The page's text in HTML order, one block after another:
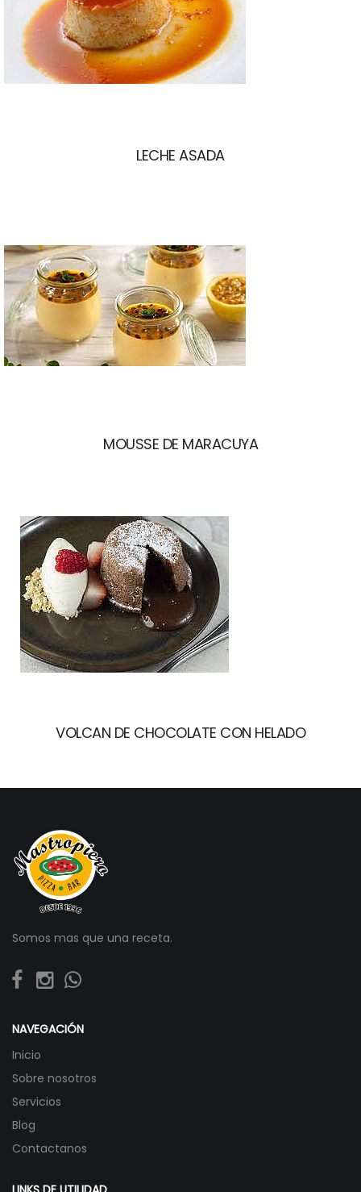
LECHE ASADA
MOUSSE DE MARACUYA
VOLCAN DE CHOCOLATE CON HELADO
Somos mas que una receta.
NAVEGACIÓN
Inicio
Sobre nosotros
Servicios
Blog
Contactanos